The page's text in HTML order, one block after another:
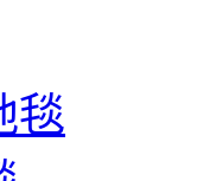
毯